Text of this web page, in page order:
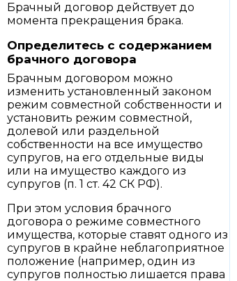
Брачный договор действует до
момента прекращения брака.
Определитесь с содержанием
брачного договора
Брачным договором можно
изменить установленный законом
режим совместной собственности и
установить режим совместной,
долевой или раздельной
собственности на все имущество
супругов, на его отдельные виды
или на имущество каждого из
супругов (п. 1 ст. 42 СК РФ).
При этом условия брачного
договора о режиме совместного
имущества, которые ставят одного из
супругов в крайне неблагоприятное
положение (например, один из
супругов полностью лишается права